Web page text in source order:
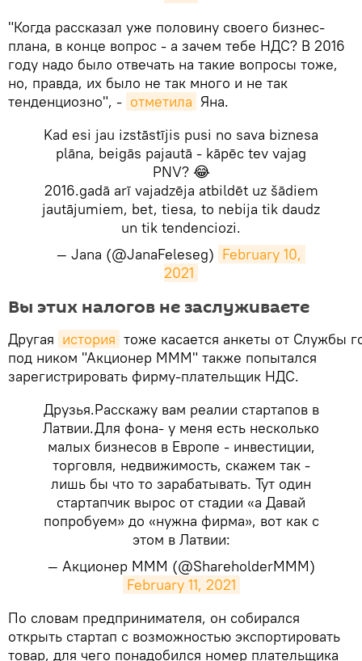
​​"Когда рассказал уже половину своего бизнес-
плана, в конце вопрос - а зачем тебе НДС? В 2016
году надо было отвечать на такие вопросы тоже,
но, правда, их было не так много и не так
тенденциозно", - отметила Яна.
Kad esi jau izstāstījis pusi no sava biznesa
plāna, beigās pajautā - kāpēc tev vajag
PNV? 😂
2016.gadā arī vajadzēja atbildēt uz šādiem
jautājumiem, bet, tiesa, to nebija tik daudz
un tik tendenciozi.
— Jana (@JanaFeleseg) February 10,
2021
Вы этих налогов не заслуживаете
Другая история тоже касается анкеты от Службы
под ником "Акционер МММ" также попытался
зарегистрировать фирму-плательщик НДС.
Друзья.Расскажу вам реалии стартапов в
Латвии.Для фона- у меня есть несколько
малых бизнесов в Европе - инвестиции,
торговля, недвижимость, скажем так -
лишь бы что то зарабатывать. Тут один
стартапчик вырос от стадии «а Давай
попробуем» до «нужна фирма», вот как с
этом в Латвии:
— Акционер MMM (@ShareholderMMM)
February 11, 2021
​По словам предпринимателя, он собирался
открыть стартап с возможностью экспортировать
товар, для чего понадобился номер плательщика